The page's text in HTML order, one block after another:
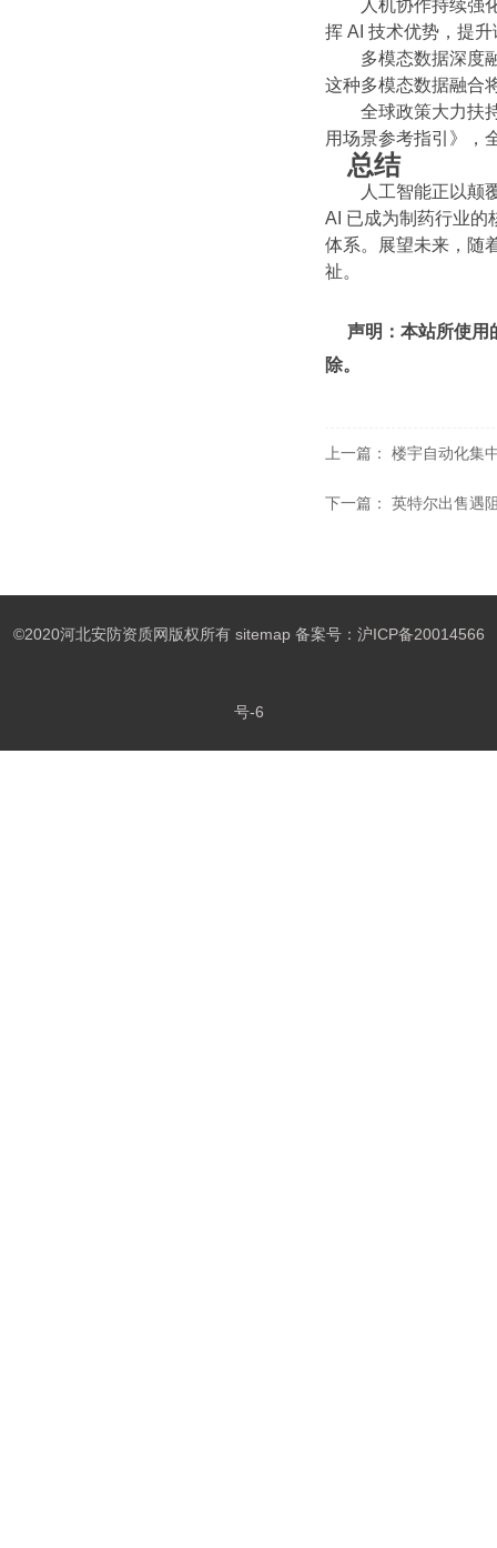
人机协作持续强
挥 AI 技术优势，提
多模态数据深度
这种多模态数据融合
全球政策大力扶
用场景参考指引》，
总结
人工智能正以颠
AI 已成为制药行业的
体系。展望未来，随
祉。
声明：本站所使用
除。
上一篇： 楼宇自动化集
下一篇： 英特尔出售遇
©2020河北安防资质网版权所有 sitemap备案号： 沪ICP备20014566
号-6